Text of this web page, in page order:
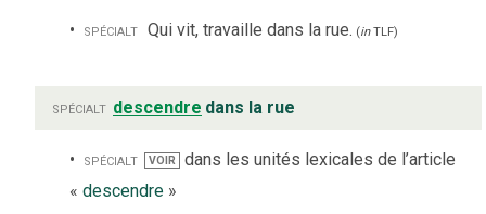
spécialt Qui vit, travaille dans la rue. (inTLF)
spécialt descendre dans la rue
spécialt VOIR dans les unités lexicales de l’article
« descendre »